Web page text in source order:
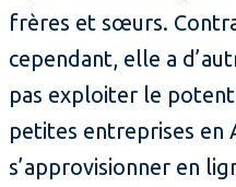
frères et sœurs.
cependant, elle a
pas exploiter le
petites entreprises en
s’approvisionner en